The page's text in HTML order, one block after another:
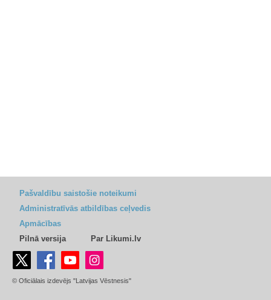
Pašvaldību saistošie noteikumi
Administratīvās atbildības ceļvedis
Apmācības
Pilnā versija
Par Likumi.lv
© Oficiālais izdevējs "Latvijas Vēstnesis"